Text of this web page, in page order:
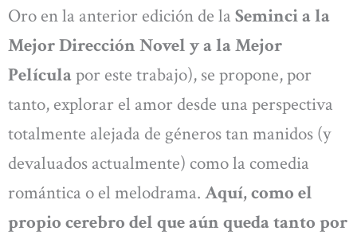
Oro en la anterior edición de la Seminci a la
Mejor Dirección Novel y a la Mejor
Películapor este trabajo), se propone, por
tanto, explorar el amor desde una perspectiva
totalmente alejada de géneros tan manidos (y
devaluados actualmente) como la comedia
romántica o el melodrama. Aquí, como el
propio cerebro del que aún queda tanto por